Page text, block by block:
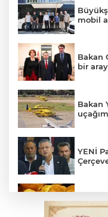
mobil
Bakan
bir
Bakan
YENİ